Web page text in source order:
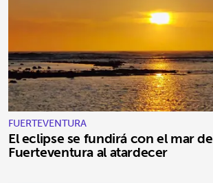
FUERTEVENTURA
El eclipse se fundirá con el mar de
Fuerteventura al atardecer